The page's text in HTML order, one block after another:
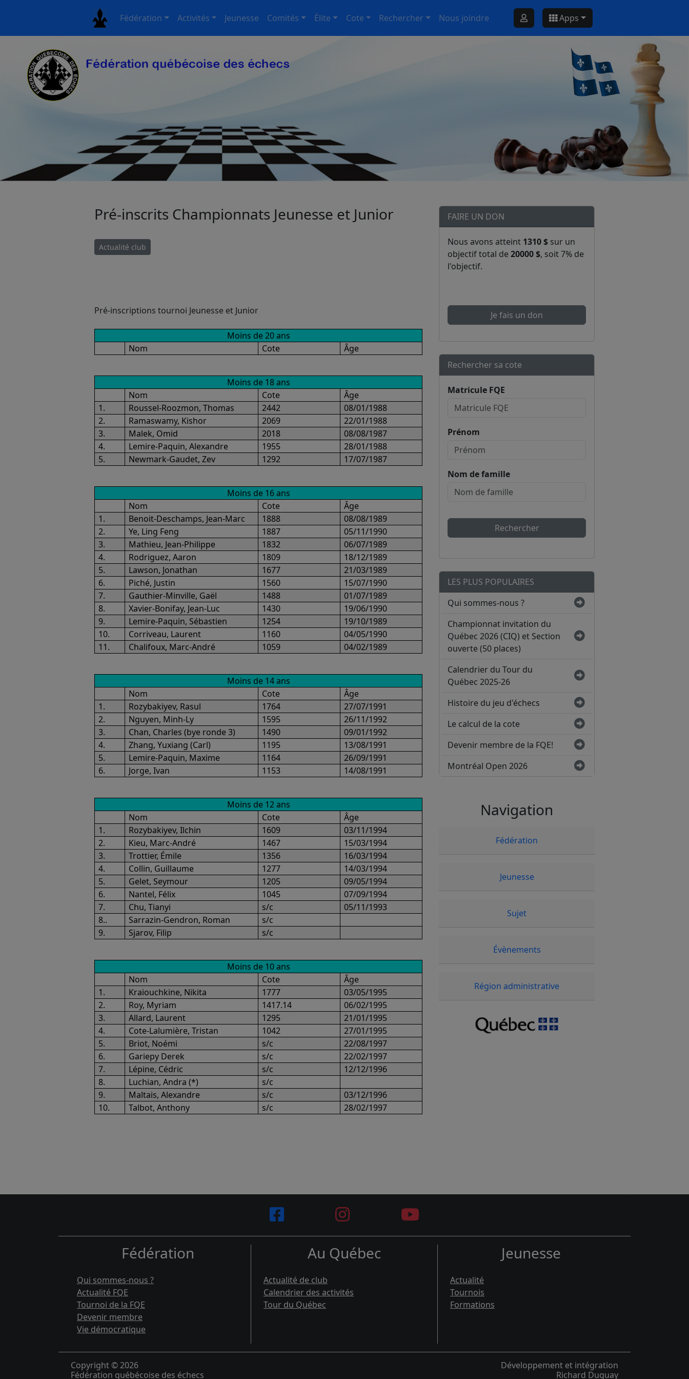
Fédération Activités Jeunesse Comités Élite Cote Rechercher Nous joindre Apps
Pré-inscrits Championnats Jeunesse et Junior
Actualité club
Pré-inscriptions tournoi Jeunesse et Junior
Moins de 20 ans
Nom
Cote Âge
Moins de 18 ans
Nom
Cote
Âge
1.
Roussel-Roozmon, Thomas 2442
08/01/1988
2.
Ramaswamy, Kishor 2069
22/01/1988
3.
Malek, Omid 2018
08/08/1987
4.
Lemire-Paquin, Alexandre 1955
28/01/1988
5.
Newmark-Gaudet, Zev 1292 17/07/1987
Moins de 16 ans
Nom
Cote
Âge
1.
Benoit-Deschamps, Jean-Marc 1888
08/08/1989
2.
Ye, Ling Feng 1887
05/11/1990
3.
Mathieu, Jean-Philippe 1832
06/07/1989
4.
Rodriguez, Aaron 1809
18/12/1989
5.
Lawson, Jonathan 1677
21/03/1989
6.
Piché, Justin 1560
15/07/1990
7.
Gauthier-Minville, Gaël 1488
01/07/1989
8.
Xavier-Bonifay, Jean-Luc 1430
19/06/1990
9.
Lemire-Paquin, Sébastien 1254
19/10/1989
10.
Corriveau, Laurent 1160
04/05/1990
11.
Chalifoux, Marc-André 1059 04/02/1989
Moins de 14 ans
Nom
Cote
Âge
1.
Rozybakiyev, Rasul 1764
27/07/1991
2.
Nguyen, Minh-Ly 1595
26/11/1992
3.
Chan, Charles (bye ronde 3) 1490
09/01/1992
4.
Zhang, Yuxiang (Carl) 1195
13/08/1991
5.
Lemire-Paquin, Maxime 1164
26/09/1991
6.
Jorge, Ivan 1153 14/08/1991
Moins de 12 ans
Nom
Cote
Âge
1.
Rozybakiyev, Ilchin 1609
03/11/1994
2.
Kieu, Marc-André 1467
15/03/1994
3.
Trottier, Émile 1356
16/03/1994
4.
Collin, Guillaume 1277
14/03/1994
5.
Gelet, Seymour 1205
09/05/1994
6.
Nantel, Félix 1045
07/09/1994
7.
Chu, Tianyi s/c
05/11/1993
8..
Sarrazin-Gendron, Roman
s/c
9.
Sjarov, Filip s/c
Moins de 10 ans
Nom
Cote
Âge
1.
Kraiouchkine, Nikita 1777
03/05/1995
2.
Roy, Myriam 1417.14
06/02/1995
3.
Allard, Laurent 1295
21/01/1995
4.
Cote-Lalumière, Tristan 1042
27/01/1995
5.
Briot, Noémi s/c
22/08/1997
6.
Gariepy Derek s/c
22/02/1997
7.
Lépine, Cédric s/c
12/12/1996
8.
Luchian, Andra (*)
s/c
9.
Maltais, Alexandre s/c
03/12/1996
10.
Talbot, Anthony s/c 28/02/1997
FAIRE UN DON
Nous avons atteint 1310 $ sur un
objectif total de 20000 $, soit 7% de
l'objectif.
Je fais un don
Rechercher sa cote
Matricule FQE
Prénom
Nom de famille
Rechercher
LES PLUS POPULAIRES
Qui sommes-nous ?
Championnat invitation du
Québec 2026 (CIQ) et Section
ouverte (50 places)
Calendrier du Tour du
Québec 2025-26
Histoire du jeu d'échecs
Le calcul de la cote
Devenir membre de la FQE!
Montréal Open 2026
Navigation
Fédération
Jeunesse
Sujet
Évènements
Région administrative
Fédération
Qui sommes-nous ?
Actualité FQE
Tournoi de la FQE
Devenir membre
Vie démocratique
Au Québec
Actualité de club
Calendrier des activités
Tour du Québec
Jeunesse
Actualité
Tournois
Formations
Copyright © 2026
Fédération québécoise des échecs
Développement et intégration
Richard Duguay